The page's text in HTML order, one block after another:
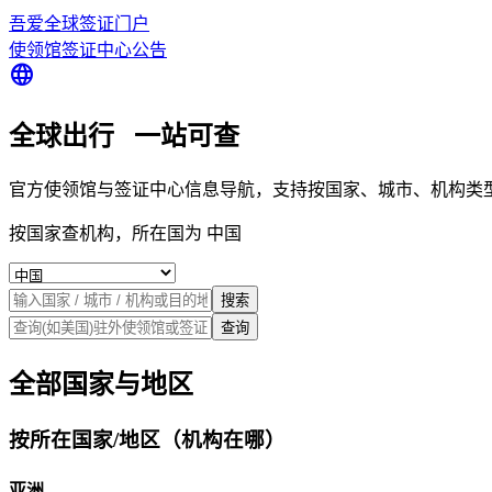
吾爱全球签证门户
使领馆签证中心公告
language
全球出行 一站可查
官方使领馆与签证中心信息导航，支持按国家、城市、机构类
按国家查机构，所在国为 中国
搜索
查询
全部国家与地区
按所在国家/地区（机构在哪）